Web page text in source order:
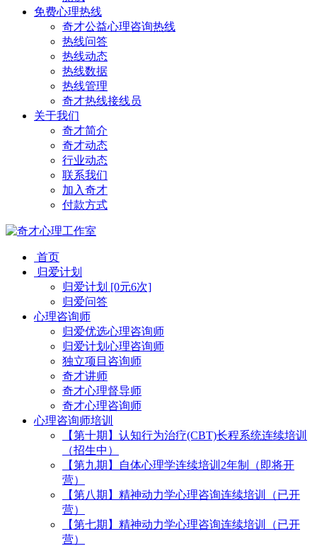
免费心理热线
奇才公益心理咨询热线
热线问答
热线动态
热线数据
热线管理
奇才热线接线员
关于我们
奇才简介
奇才动态
行业动态
联系我们
加入奇才
付款方式
首页
归爱计划
归爱计划 [0元6次]
归爱问答
心理咨询师
归爱优选心理咨询师
归爱计划心理咨询师
独立项目咨询师
奇才讲师
奇才心理督导师
奇才心理咨询师
心理咨询师培训
【第十期】认知行为治疗(CBT)长程系统连续培训
（招生中）
【第九期】自体心理学连续培训2年制（即将开
营）
【第八期】精神动力学心理咨询连续培训（已开
营）
【第七期】精神动力学心理咨询连续培训（已开
营）